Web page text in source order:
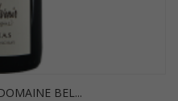
BEL...